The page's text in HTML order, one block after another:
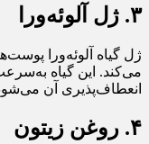
۳. ژل آلوئه‌ورا
ژل گیاه آلوئه‌ورا
می‌کند. این گیاه
انعطاف‌پذیری آن
۴. روغن زیتون